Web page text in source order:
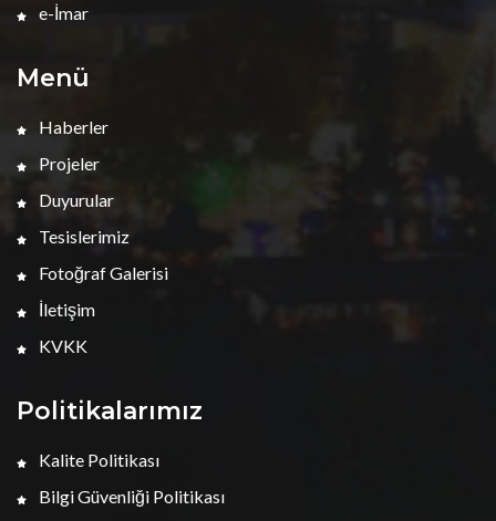
e-İmar
Menü
Haberler
Projeler
Duyurular
Tesislerimiz
Fotoğraf Galerisi
İletişim
KVKK
Politikalarımız
Kalite Politikası
Bilgi Güvenliği Politikası